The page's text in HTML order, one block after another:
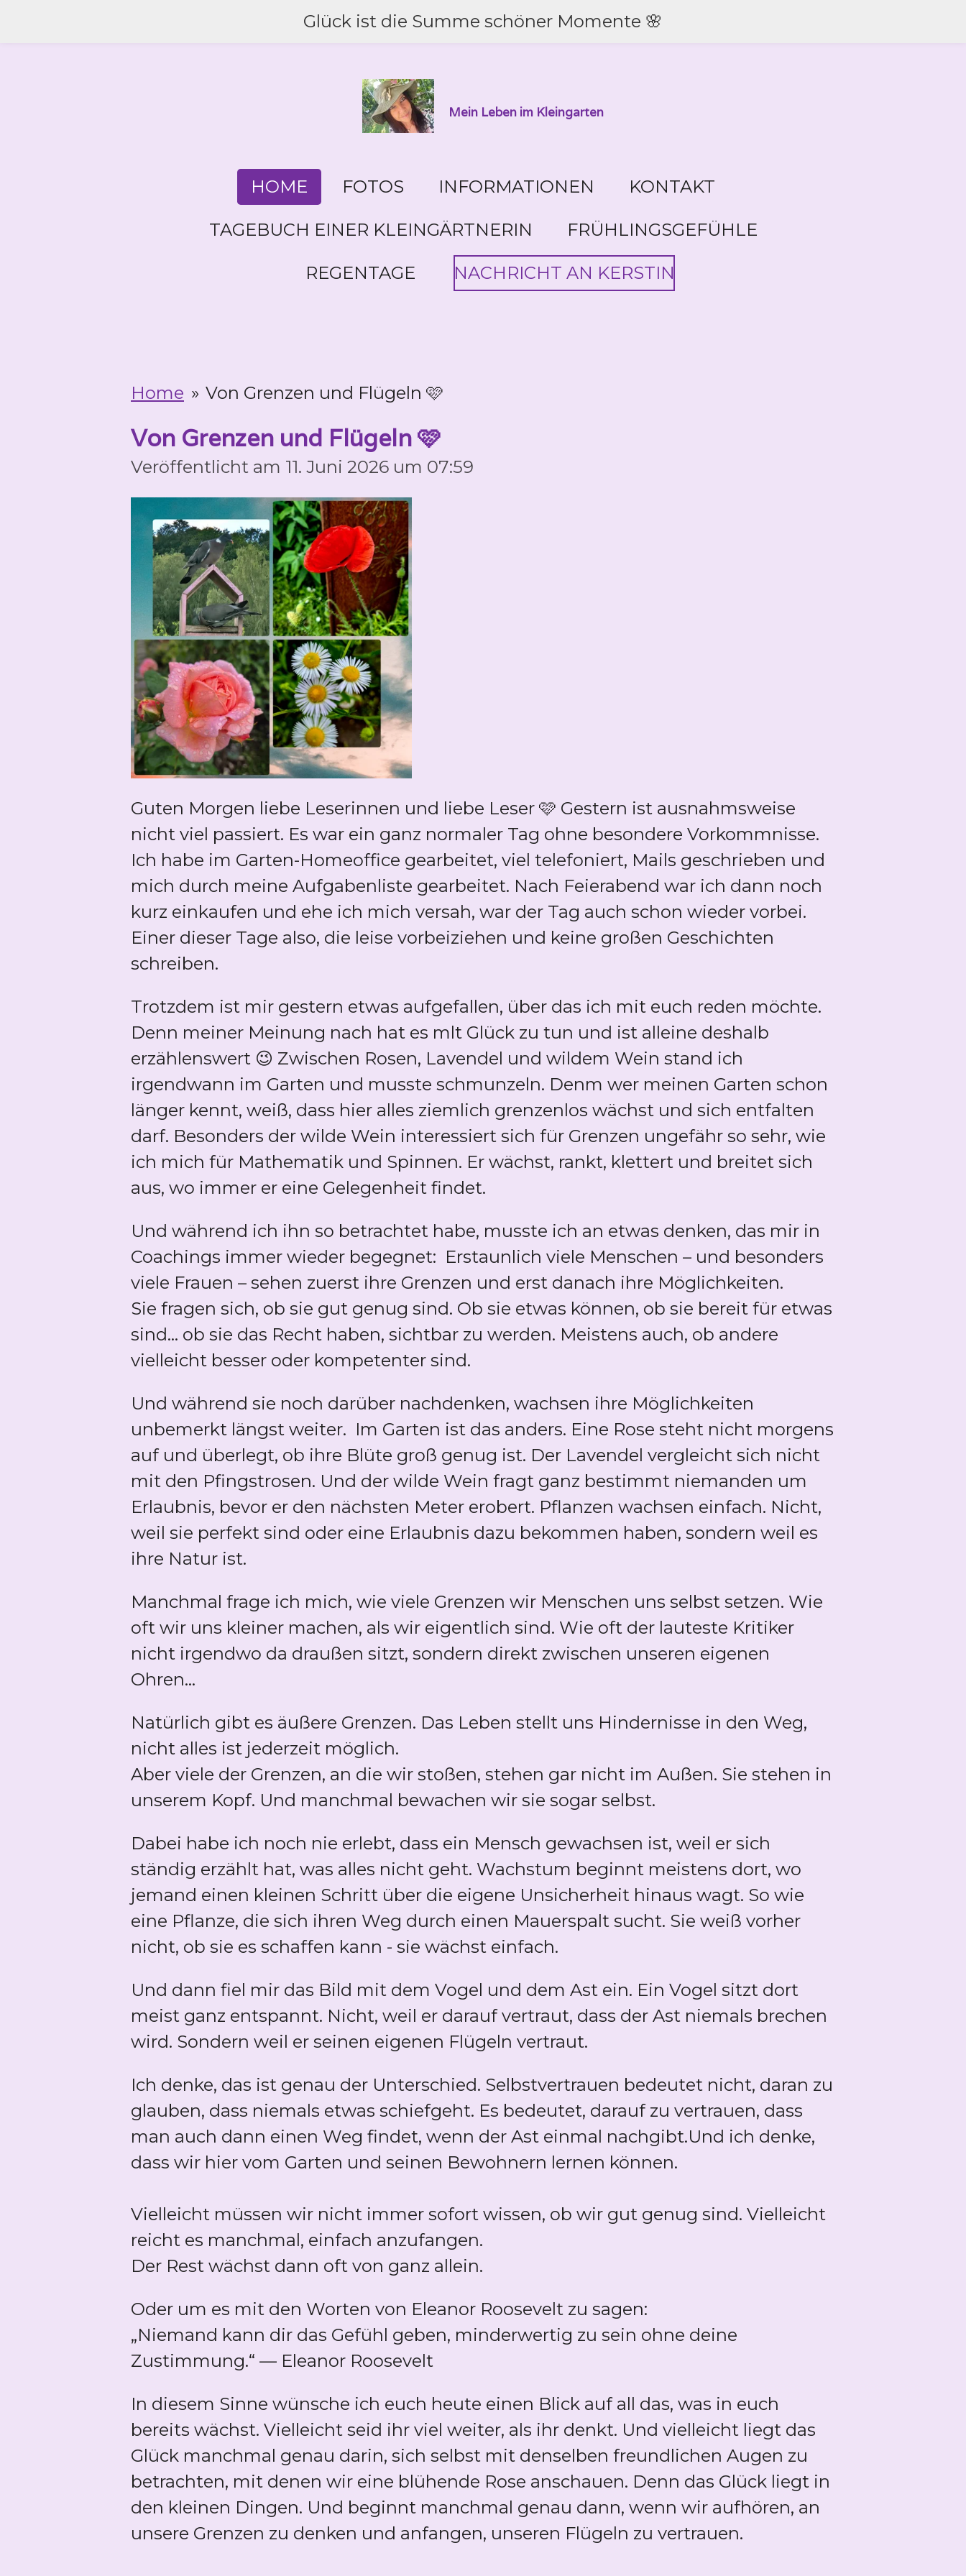
Glück ist die Summe schöner Momente 🌸
Mein Leben im Kleingarten
HOME FOTOS INFORMATIONEN KONTAKT
TAGEBUCH EINER KLEINGÄRTNERIN FRÜHLINGSGEFÜHLE
REGENTAGE NACHRICHT AN KERSTIN
Home » Von Grenzen und Flügeln 🩷
Von Grenzen und Flügeln 🩷
Veröffentlicht am 11. Juni 2026 um 07:59
Guten Morgen liebe Leserinnen und liebe Leser 🩷 Gestern ist ausnahmsweise
nicht viel passiert. Es war ein ganz normaler Tag ohne besondere Vorkommnisse.
Ich habe im Garten-Homeoffice gearbeitet, viel telefoniert, Mails geschrieben und
mich durch meine Aufgabenliste gearbeitet. Nach Feierabend war ich dann noch
kurz einkaufen und ehe ich mich versah, war der Tag auch schon wieder vorbei.
Einer dieser Tage also, die leise vorbeiziehen und keine großen Geschichten
schreiben.
Trotzdem ist mir gestern etwas aufgefallen, über das ich mit euch reden möchte.
Denn meiner Meinung nach hat es mlt Glück zu tun und ist alleine deshalb
erzählenswert 😉 Zwischen Rosen, Lavendel und wildem Wein stand ich
irgendwann im Garten und musste schmunzeln. Denm wer meinen Garten schon
länger kennt, weiß, dass hier alles ziemlich grenzenlos wächst und sich entfalten
darf. Besonders der wilde Wein interessiert sich für Grenzen ungefähr so sehr, wie
ich mich für Mathematik und Spinnen. Er wächst, rankt, klettert und breitet sich
aus, wo immer er eine Gelegenheit findet.
Und während ich ihn so betrachtet habe, musste ich an etwas denken, das mir in
Coachings immer wieder begegnet: Erstaunlich viele Menschen – und besonders
viele Frauen – sehen zuerst ihre Grenzen und erst danach ihre Möglichkeiten.
Sie fragen sich, ob sie gut genug sind. Ob sie etwas können, ob sie bereit für etwas
sind... ob sie das Recht haben, sichtbar zu werden. Meistens auch, ob andere
vielleicht besser oder kompetenter sind.
Und während sie noch darüber nachdenken, wachsen ihre Möglichkeiten
unbemerkt längst weiter. Im Garten ist das anders. Eine Rose steht nicht morgens
auf und überlegt, ob ihre Blüte groß genug ist. Der Lavendel vergleicht sich nicht
mit den Pfingstrosen. Und der wilde Wein fragt ganz bestimmt niemanden um
Erlaubnis, bevor er den nächsten Meter erobert. Pflanzen wachsen einfach. Nicht,
weil sie perfekt sind oder eine Erlaubnis dazu bekommen haben, sondern weil es
ihre Natur ist.
Manchmal frage ich mich, wie viele Grenzen wir Menschen uns selbst setzen. Wie
oft wir uns kleiner machen, als wir eigentlich sind. Wie oft der lauteste Kritiker
nicht irgendwo da draußen sitzt, sondern direkt zwischen unseren eigenen
Ohren...
Natürlich gibt es äußere Grenzen. Das Leben stellt uns Hindernisse in den Weg,
nicht alles ist jederzeit möglich.
Aber viele der Grenzen, an die wir stoßen, stehen gar nicht im Außen. Sie stehen in
unserem Kopf. Und manchmal bewachen wir sie sogar selbst.
Dabei habe ich noch nie erlebt, dass ein Mensch gewachsen ist, weil er sich
ständig erzählt hat, was alles nicht geht. Wachstum beginnt meistens dort, wo
jemand einen kleinen Schritt über die eigene Unsicherheit hinaus wagt. So wie
eine Pflanze, die sich ihren Weg durch einen Mauerspalt sucht. Sie weiß vorher
nicht, ob sie es schaffen kann - sie wächst einfach.
Und dann fiel mir das Bild mit dem Vogel und dem Ast ein. Ein Vogel sitzt dort
meist ganz entspannt. Nicht, weil er darauf vertraut, dass der Ast niemals brechen
wird. Sondern weil er seinen eigenen Flügeln vertraut.
Ich denke, das ist genau der Unterschied. Selbstvertrauen bedeutet nicht, daran zu
glauben, dass niemals etwas schiefgeht. Es bedeutet, darauf zu vertrauen, dass
man auch dann einen Weg findet, wenn der Ast einmal nachgibt.Und ich denke,
dass wir hier vom Garten und seinen Bewohnern lernen können.
Vielleicht müssen wir nicht immer sofort wissen, ob wir gut genug sind. Vielleicht
reicht es manchmal, einfach anzufangen.
Der Rest wächst dann oft von ganz allein.
Oder um es mit den Worten von Eleanor Roosevelt zu sagen:
„Niemand kann dir das Gefühl geben, minderwertig zu sein ohne deine
Zustimmung.“ — Eleanor Roosevelt
In diesem Sinne wünsche ich euch heute einen Blick auf all das, was in euch
bereits wächst. Vielleicht seid ihr viel weiter, als ihr denkt. Und vielleicht liegt das
Glück manchmal genau darin, sich selbst mit denselben freundlichen Augen zu
betrachten, mit denen wir eine blühende Rose anschauen. Denn das Glück liegt in
den kleinen Dingen. Und beginnt manchmal genau dann, wenn wir aufhören, an
unsere Grenzen zu denken und anfangen, unseren Flügeln zu vertrauen.